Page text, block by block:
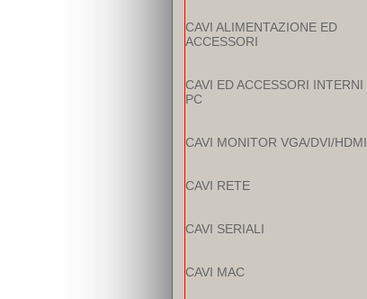
CAVI ALIMENTAZIONE ED
ACCESSORI
CAVI ED ACCESSORI INTERNI
PC
CAVI MONITOR VGA/DVI/HDMI
CAVI RETE
CAVI SERIALI
CAVI MAC